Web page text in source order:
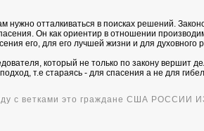
нужно отталкиваться в поисках решений.
Он как ориентир в отношении
его, для его лучшей жизни и для духовного
который не только по закону вершит
т.е стараясь - для спасения а не для
с ветками это граждане США РОССИИ